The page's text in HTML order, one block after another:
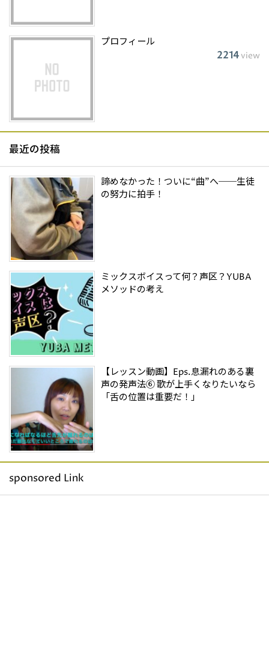
プロフィール
2214view
最近の投稿
諦めなかった！ついに“曲”へ──生徒
の努力に拍手！
ミックスボイスって何？声区？YUBA
メソッドの考え
【レッスン動画】Eps.息漏れのある裏
声の発声法⑥ 歌が上手くなりたいなら
「舌の位置は重要だ！」
sponsored Link